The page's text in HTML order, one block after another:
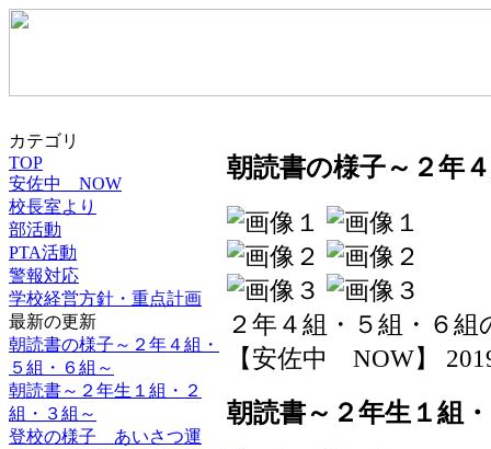
カテゴリ
TOP
安佐中 NOW
校長室より
部活動
PTA活動
警報対応
学校経営方針・重点計画
最新の更新
朝読書の様子～２年４組・
５組・６組～
朝読書～２年生１組・２
組・３組～
登校の様子 あいさつ運
朝読書の様子～２年
２年４組・５組・６
【安佐中 NOW】
朝読書～２年生１組